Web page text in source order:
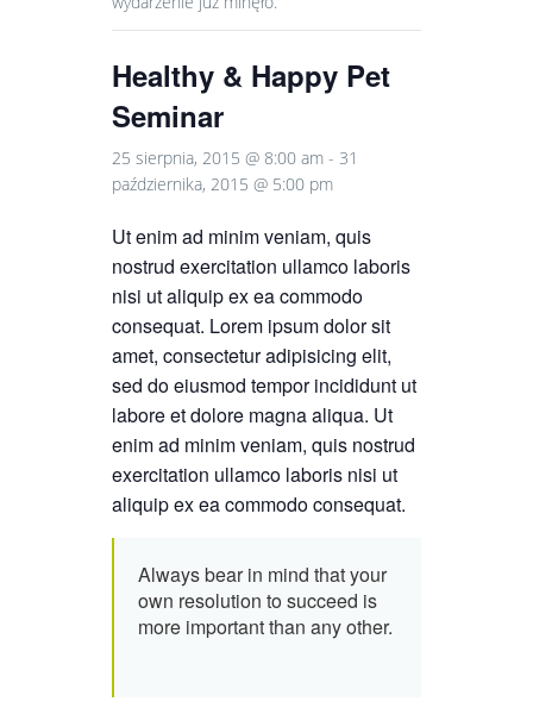
Healthy & Happy Pet
Seminar
25 sierpnia, 2015 @ 8:00 am - 31
października, 2015 @ 5:00 pm
Ut enim ad minim veniam, quis
nostrud exercitation ullamco laboris
nisi ut aliquip ex ea commodo
consequat. Lorem ipsum dolor sit
amet, consectetur adipisicing elit,
sed do eiusmod tempor incididunt ut
labore et dolore magna aliqua. Ut
enim ad minim veniam, quis nostrud
exercitation ullamco laboris nisi ut
aliquip ex ea commodo consequat.
Always bear in mind that your
own resolution to succeed is
more important than any other.